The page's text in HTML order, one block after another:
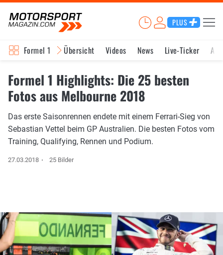
PLUS
Formel 1 Übersicht Videos News Live-Ticker
Formel 1 Highlights: Die 25 besten
Fotos aus Melbourne 2018
Das erste Saisonrennen endete mit einem Ferrari-Sieg von
Sebastian Vettel beim GP Australien. Die besten Fotos vom
Training, Qualifying, Rennen und Podium.
27.03.2018 25 Bilder